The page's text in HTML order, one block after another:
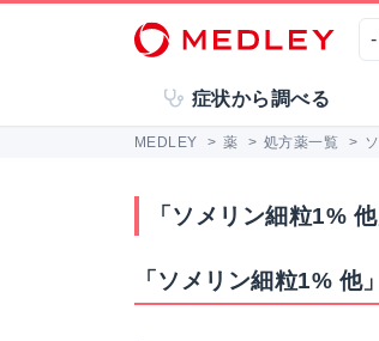
症状から調べる
MEDLEY > 薬 > 処方薬一覧 >
「ソメリン細粒1%
「ソメリン細粒1% 他